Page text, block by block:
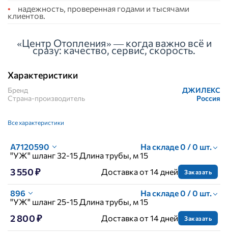
надежность, проверенная годами и тысячами
клиентов.
«Центр Отопления» — когда важно всё и
сразу: качество, сервис, скорость.
Характеристики
Бренд
ДЖИЛЕКС
Страна-производитель
Россия
Все характеристики
A7120590
На складе 0 / 0 шт.
"УЖ" шланг 32-15 Длина трубы, м 15
3 550 ₽ Доставка от 14 дней Заказать
896
На складе 0 / 0 шт.
"УЖ" шланг 25-15 Длина трубы, м 15
2 800 ₽ Доставка от 14 дней Заказать